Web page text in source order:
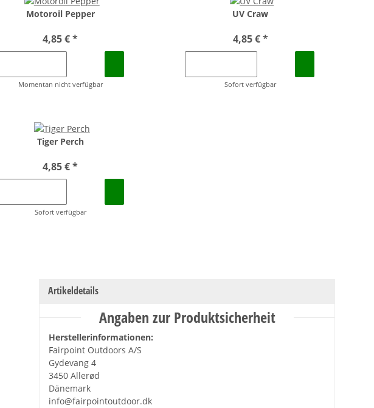
Motoroil Pepper
4,85 €*
Momentan nicht verfügbar
UV Craw
4,85 €*
Sofort verfügbar
Tiger Perch
4,85 €*
Sofort verfügbar
Artikeldetails
Angaben zur Produktsicherheit
Herstellerinformationen:
Fairpoint Outdoors A/S
Gydevang 4
3450 Allerød
Dänemark
info@fairpointoutdoor.dk